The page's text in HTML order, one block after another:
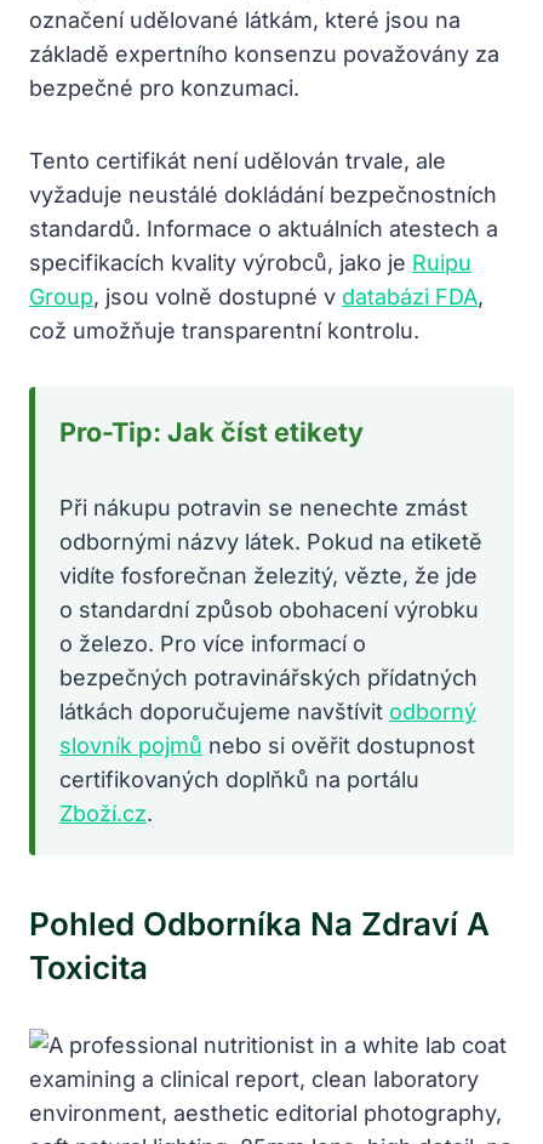
označení udělované látkám, které jsou na
základě expertního konsenzu považovány za
bezpečné pro konzumaci.
Tento certifikát není udělován trvale, ale
vyžaduje neustálé dokládání bezpečnostních
standardů. Informace o aktuálních atestech a
specifikacích kvality výrobců, jako je Ruipu
Group, jsou volně dostupné v databázi FDA,
což umožňuje transparentní kontrolu.
Pro-Tip: Jak číst etikety
Při nákupu potravin se nenechte zmást
odbornými názvy látek. Pokud na etiketě
vidíte fosforečnan železitý, vězte, že jde
o standardní způsob obohacení výrobku
o železo. Pro více informací o
bezpečných potravinářských přídatných
látkách doporučujeme navštívit odborný
slovník pojmů nebo si ověřit dostupnost
certifikovaných doplňků na portálu
Zboží.cz.
Pohled Odborníka Na Zdraví A
Toxicita